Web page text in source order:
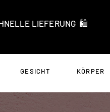
LIEFERUNG 🛍️
GESICHT KÖRPER